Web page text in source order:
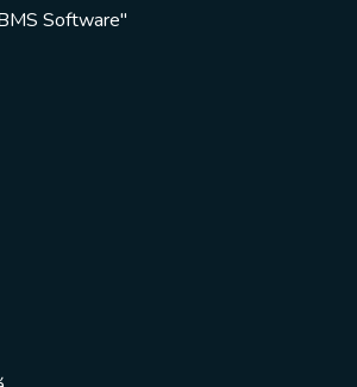
Software"